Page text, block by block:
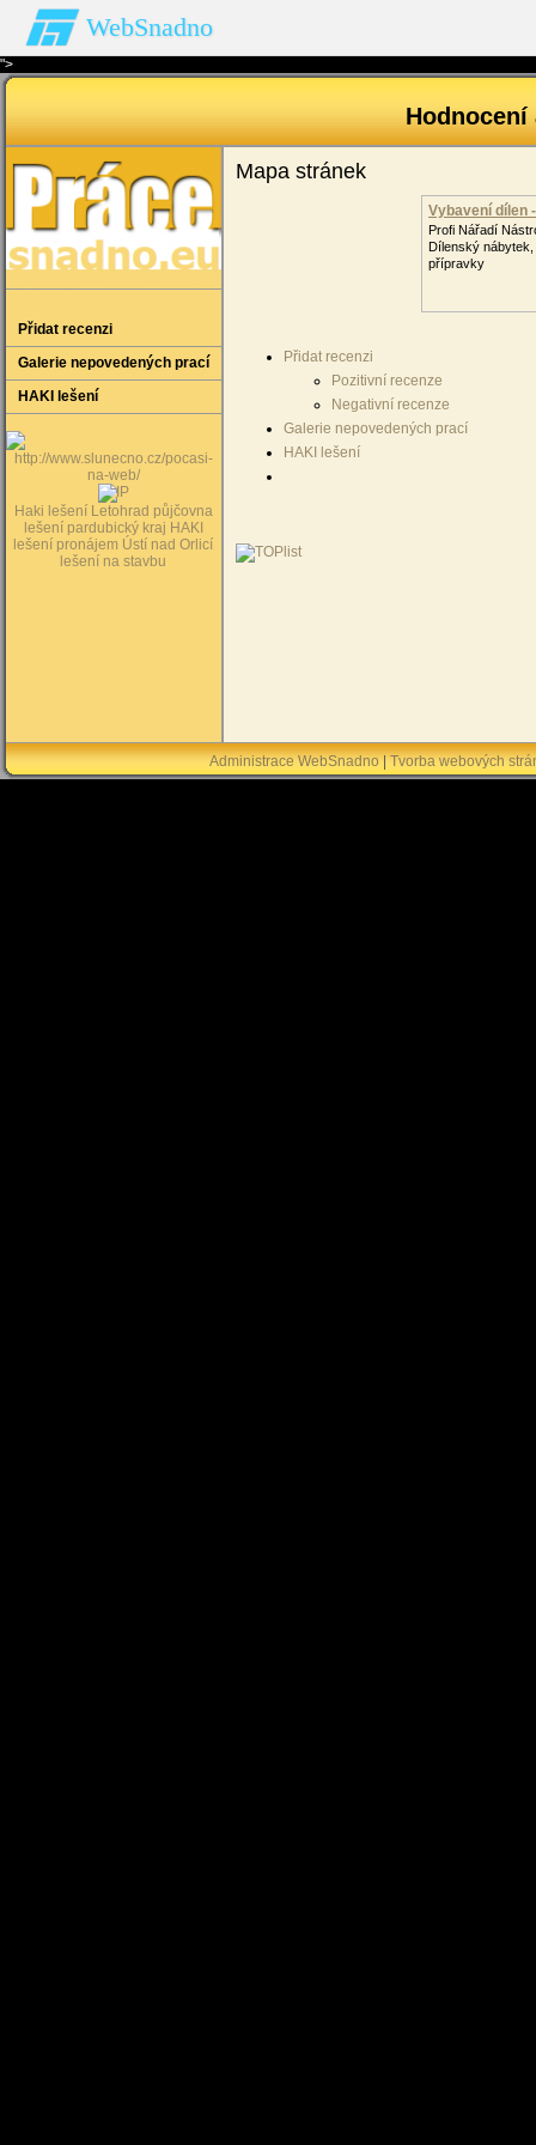
">
WebSnadno
Hodnocení
Přidat recenzi
Galerie nepovedených prací
HAKI lešení
Haki lešení Letohrad půjčovna
lešení pardubický kraj HAKI
lešení pronájem Ústí nad Orlicí
lešení na stavbu
Mapa stránek
Vybavení dílen
Profi Nářadí
Dílenský nábytek,
přípravky
Přidat recenzi
Pozitivní recenze
Negativní recenze
Galerie nepovedených prací
HAKI lešení
Administrace WebSnadno Tvorba webových